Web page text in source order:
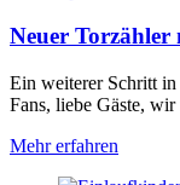
Neuer Torzähler
Ein weiterer Schritt
Fans, liebe Gäste,
Mehr erfahren